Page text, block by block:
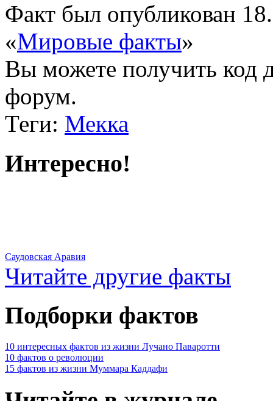
Факт был опубликован
«Мировые факты»
Вы можете получить код
форум.
Теги: Мекка
Интересно!
Саудовская Аравия
Читайте другие факты
Подборки фактов
10 интересных фактов из жизни Лучано Паваротти
10 фактов о революции
15 фактов из жизни Муммара Каддафи